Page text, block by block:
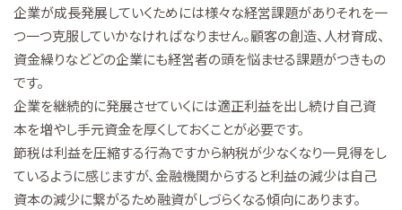
企業が成長発展していくためには様々な経営課題がありそれを一
つ一つ克服していかなければなりません。顧客の創造、人材育成、
資金繰りなどどの企業にも経営者の頭を悩ませる課題がつきもの
です。
企業を継続的に発展させていくには適正利益を出し続け自己資
本を増やし手元資金を厚くしておくことが必要です。
節税は利益を圧縮する行為ですから納税が少なくなり一見得をし
ているように感じますが、金融機関からすると利益の減少は自己
資本の減少に繋がるため融資がしづらくなる傾向にあります。